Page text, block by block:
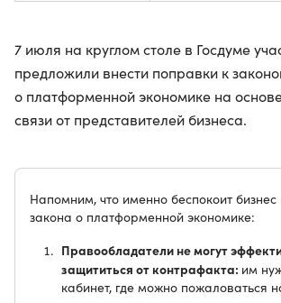
7 июля на круглом столе в Госдуме
предложили внести поправки к
о платформенной экономике на
связи от представителей бизнеса.
Напомним, что именно беспокоит бизнес
закона о платформенной экономике:
Правообладатели не могут
защититься от контрафакта: им
кабинет, где можно пожаловаться